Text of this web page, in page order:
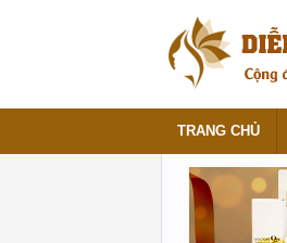
TRANG CHỦ